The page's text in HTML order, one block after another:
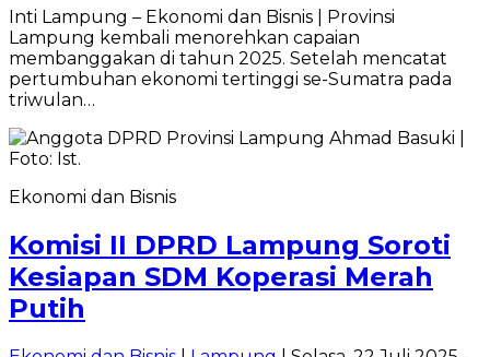
Inti Lampung – Ekonomi dan Bisnis | Provinsi
Lampung kembali menorehkan capaian
membanggakan di tahun 2025. Setelah mencatat
pertumbuhan ekonomi tertinggi se-Sumatra pada
triwulan…
Ekonomi dan Bisnis
Komisi II DPRD Lampung Soroti
Kesiapan SDM Koperasi Merah
Putih